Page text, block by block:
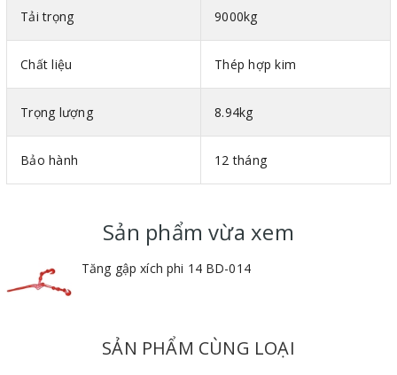
Tải trọng 9000kg
Chất liệu Thép hợp kim
Trọng lượng 8.94kg
Bảo hành 12 tháng
Sản phẩm vừa xem
Tăng gập xích phi 14 BD-014
SẢN PHẨM CÙNG LOẠI